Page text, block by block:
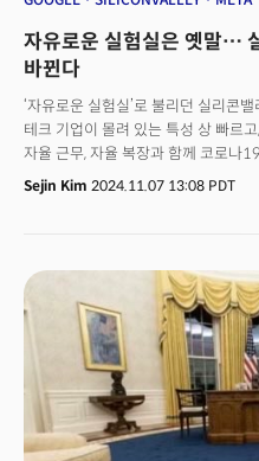
시장 점유율은 메타가 절반 가량의 비
'메타 퀘스트3'의 경우 경쟁 제품 대
애플이 개발 중인 것으로 알려진 보
자유로운 실험실은 옛말…
바뀐다
‘자유로운 실험실’로 불리던 실리콘
테크 기업이 몰려 있는 특성 상 빠르
자율 근무, 자율 복장과 함께 코로나
등 각종 혜택을 추가했다. 밤낮으로
문법을 적용하기 어려웠던 탓이다.
관료화된 전통 기업으로 향하고 있다.
Sejin Kim 2024.11.07 13:08 PDT